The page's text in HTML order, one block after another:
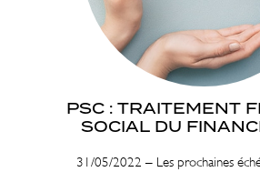
PSC : TRAITEMENT
SOCIAL DU
31/05/2022 – Les prochaines